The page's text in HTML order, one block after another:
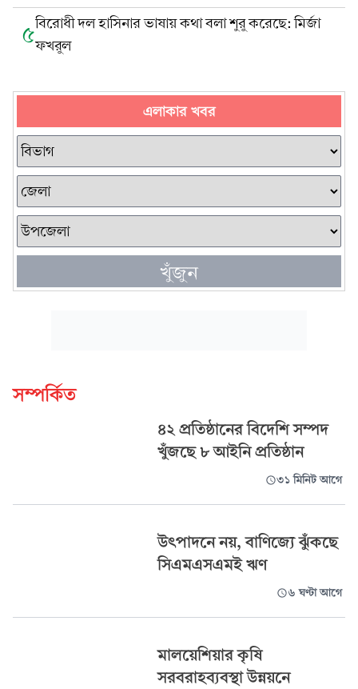
৫বিরোধী দল হাসিনার ভাষায় কথা বলা শুরু করেছে: মির্জা
ফখরুল
এলাকার খবর
খুঁজুন
সম্পর্কিত
৪২ প্রতিষ্ঠানের বিদেশি সম্পদ
খুঁজছে ৮ আইনি প্রতিষ্ঠান
৩১ মিনিট আগে
উৎপাদনে নয়, বাণিজ্যে ঝুঁকছে
সিএমএসএমই ঋণ
৬ ঘণ্টা আগে
মালয়েশিয়ার কৃষি
সরবরাহব্যবস্থা উন্নয়নে